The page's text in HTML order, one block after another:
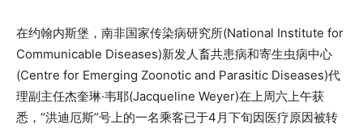
在约翰内斯堡，南非国家传染病研究所(National Institute for
Communicable Diseases)新发人畜共患病和寄生虫病中心
(Centre for Emerging Zoonotic and Parasitic Diseases)代
理副主任杰奎琳·韦耶(Jacqueline Weyer)在上周六上午获
悉，“洪迪厄斯”号上的一名乘客已于4月下旬因医疗原因被转